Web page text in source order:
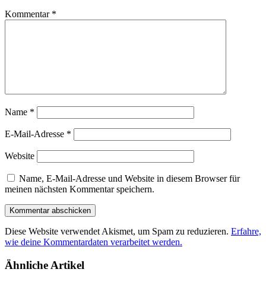
Kommentar *
Name *
E-Mail-Adresse *
Website
Name, E-Mail-Adresse und Website in diesem Browser für
meinen nächsten Kommentar speichern.
Diese Website verwendet Akismet, um Spam zu reduzieren. Erfahre,
wie deine Kommentardaten verarbeitet werden.
Ähnliche Artikel